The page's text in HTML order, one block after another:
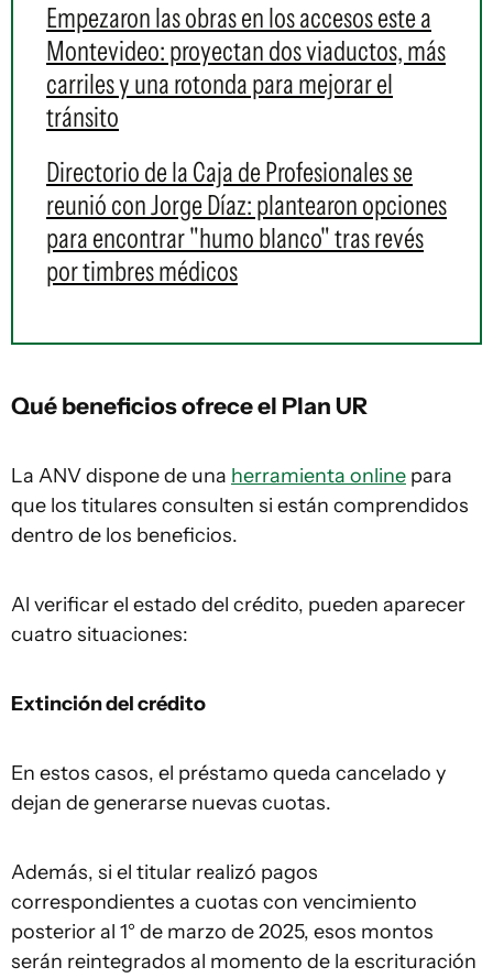
Empezaron las obras en los accesos este a
Montevideo: proyectan dos viaductos, más
carriles y una rotonda para mejorar el
tránsito
Directorio de la Caja de Profesionales se
reunió con Jorge Díaz: plantearon opciones
para encontrar "humo blanco" tras revés
por timbres médicos
Qué beneficios ofrece el Plan UR
La ANV dispone de una herramienta online para
que los titulares consulten si están comprendidos
dentro de los beneficios.
Al verificar el estado del crédito, pueden aparecer
cuatro situaciones:
Extinción del crédito
En estos casos, el préstamo queda cancelado y
dejan de generarse nuevas cuotas.
Además, si el titular realizó pagos
correspondientes a cuotas con vencimiento
posterior al 1° de marzo de 2025, esos montos
serán reintegrados al momento de la escrituración